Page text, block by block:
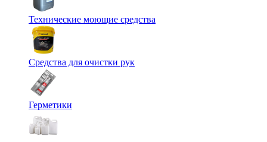
Технические моющие средства
Средства для очистки рук
Герметики